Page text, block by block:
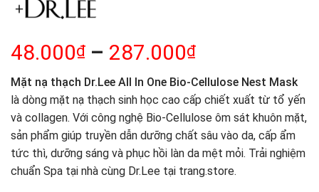
48.000₫ – 287.000₫
Mặt nạ thạch Dr.Lee All In One Bio-Cellulose Nest Mask
là dòng mặt nạ thạch sinh học cao cấp chiết xuất từ tổ yến
và collagen. Với công nghệ Bio-Cellulose ôm sát khuôn mặt,
sản phẩm giúp truyền dẫn dưỡng chất sâu vào da, cấp ẩm
tức thì, dưỡng sáng và phục hồi làn da mệt mỏi. Trải nghiệm
chuẩn Spa tại nhà cùng Dr.Lee tại trang.store.